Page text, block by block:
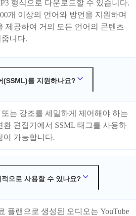
형식으로 다운로드할 수 있습니다.
개 이상의 언어와 방언을 지원하며
제공하여 거의 모든 언어의 콘텐츠
니다.
(SSML)를 지원하나요?
는 강조를 세밀하게 제어해야 하는
환 편집기에서 SSML 태그를 사용하
이 가능합니다.
으로 사용할 수 있나요?
플랜으로 생성된 오디오는 YouTube